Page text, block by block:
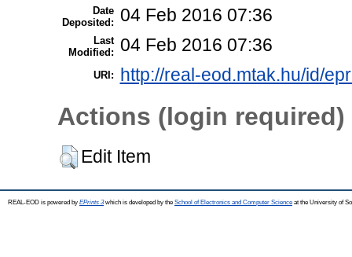
Date
Deposited:
04 Feb 2016 07:36
Last
Modified:
04 Feb 2016 07:36
URI: http://real-eod.mtak.hu/id/
Actions (login required)
Edit Item
REAL-EOD is powered by EPrints 3which is developed by the School of Electronics and Computer Science at the University of